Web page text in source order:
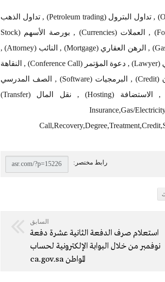
تداول العملات (Currency exchange) , تداول النفط (Oil trading) , تداول البترول (Petroleum trading) , تداول الذهب
(Gold Trading) , فنادق دبي (Dubai hotels) , فوركس (Forex) , العملات (Currencies) , بورصة الأسهم (Stock
Exchange) , التأمين (Insurance) , الغاز / الكهرباء (Gas/Electricity) , الرهن العقاري (Mortgage) , النائب (Attorney) ,
الدعوى (Claim) , القروض (Loans) , التبرع (Donate) , المحامي (Lawyer) , دعوة المؤتمر (Conference Call) , النقاهة
(Recovery) , الشهادة (Degree) , العلاج (Treatment) , الائتمان (Credit) , البرمجيات (Software) , الصف المدرسي
(Classes) , إعادة التأهيل (Rehab) , التداول (Trading) , الاستضافة (Hosting) , نقل المال (Transfer)
Insurance,Gas/
السابق
استعلام صرف الدفعة الثانية عشرة دفعة
نوفمبر من خلال البوابة الإلكترونية لحساب
المواطن ca.gov.sa